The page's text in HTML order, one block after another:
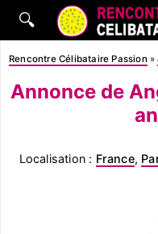
🔍
Rencontre Célibataire Passion »
Annonce de
Localisation : France,